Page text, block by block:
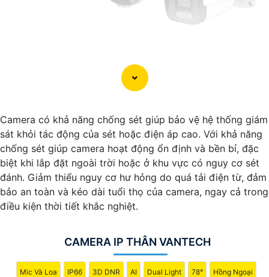
Camera có khả năng chống sét giúp bảo vệ hệ thống giám
sát khỏi tác động của sét hoặc điện áp cao. Với khả năng
chống sét giúp camera hoạt động ổn định và bền bỉ, đặc
biệt khi lắp đặt ngoài trời hoặc ở khu vực có nguy cơ sét
đánh. Giảm thiểu nguy cơ hư hỏng do quá tải điện từ, đảm
bảo an toàn và kéo dài tuổi thọ của camera, ngay cả trong
điều kiện thời tiết khắc nghiệt.
CAMERA IP THÂN VANTECH
Mic Và Loa IP66 3D DNR AI Dual Light 78° Hồng Ngoại